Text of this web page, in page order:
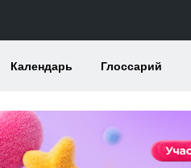
Календарь Глоссарий